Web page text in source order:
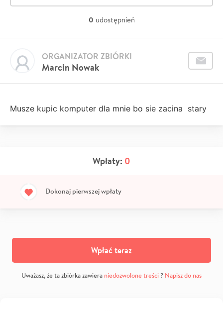
0 udostępnień
Marcin Nowak
ORGANIZATOR ZBIÓRKI
Musze kupic komputer dla mnie bo sie zacina stary
Wpłaty: 0
Dokonaj pierwszej wpłaty
Wpłać teraz
Uważasz, że ta zbiórka zawiera niedozwolone treści? Napisz do nas